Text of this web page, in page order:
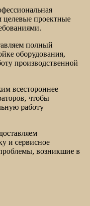
целевые проектные
полный
оборудования,
производственной
всестороннее
чтобы
работу
и сервисное
возникшие в